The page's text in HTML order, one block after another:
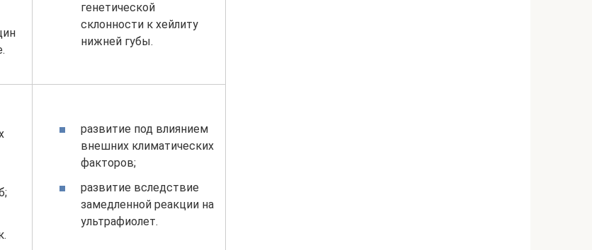
генетической
склонности к хейлиту
нижней губы.
развитие под влиянием
внешних климатических
факторов;
развитие вследствие
замедленной реакции на
ультрафиолет.